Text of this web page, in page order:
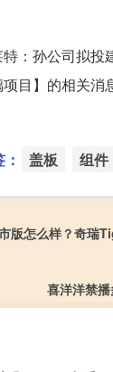
：孙公司拟投
目】的相关消
盖板 组件
版怎么样？奇瑞
喜洋洋禁播